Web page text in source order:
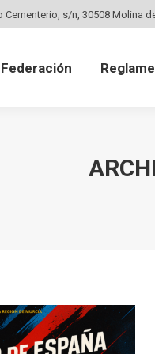
Cementerio, s/n, 30508 Molina
Federación